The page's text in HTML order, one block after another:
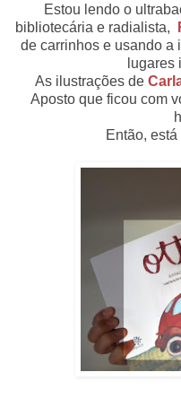
Estou lendo o
bibliotecária e radialista,
de carrinhos e usando a
lugares
As ilustrações de
Aposto que ficou com
Então,